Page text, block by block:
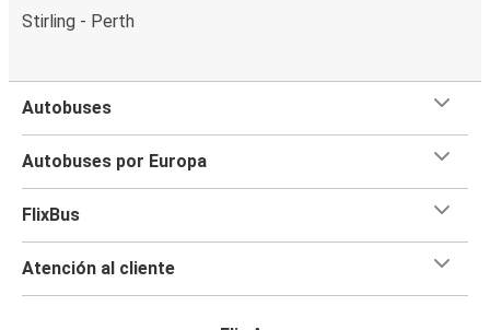
Stirling - Perth
Autobuses
Autobuses por Europa
FlixBus
Atención al cliente